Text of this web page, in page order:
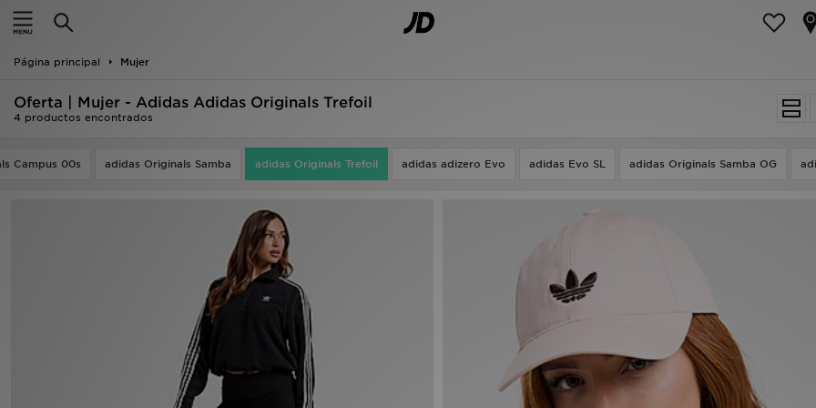
Página principal Mujer
Oferta | Mujer - Adidas Adidas Originals Trefoil
4 productos encontrados
Campus 00s adidas Originals Samba adidas Originals Trefoil adidas adizero Evo adidas Evo SL adidas Originals Samba OG
Hombre
Mujer
Niños